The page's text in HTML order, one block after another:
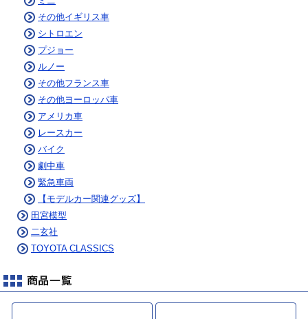
その他イギリス車
シトロエン
プジョー
ルノー
その他フランス車
その他ヨーロッパ車
アメリカ車
レースカー
バイク
劇中車
緊急車両
【モデルカー関連グッズ】
田宮模型
二玄社
TOYOTA CLASSICS